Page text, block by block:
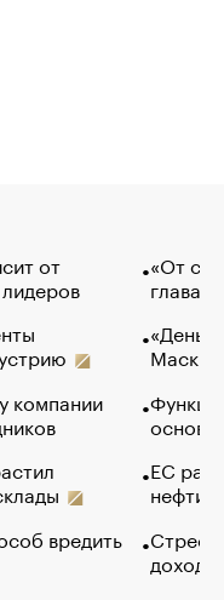
от
компании
вредить
«От
глава
Маск в
основ
ЕС
нефти